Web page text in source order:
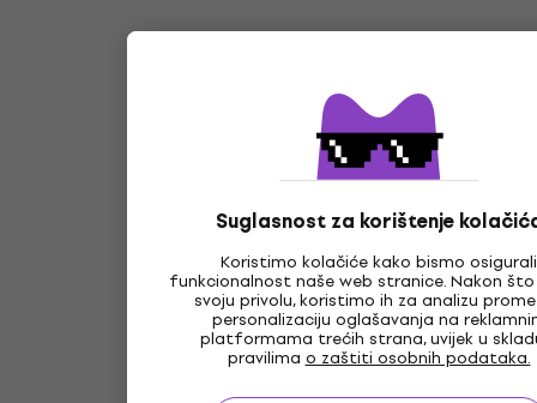
Suglasnost za korištenje
Koristimo kolačiće kako bismo osigurali
funkcionalnost naše web stranice. Nakon
svoju privolu, koristimo ih za analizu
personalizaciju oglašavanja na
platformama trećih strana, uvijek u
pravilima o zaštiti osobnih podataka.